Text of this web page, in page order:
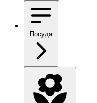
Посуда